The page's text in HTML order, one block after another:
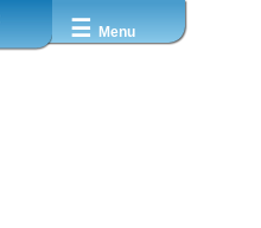
☰ Menu